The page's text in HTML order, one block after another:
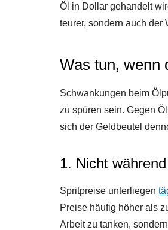
Öl in Dollar gehandelt
teurer, sondern auch der
Was tun, wenn
Schwankungen beim
zu spüren sein. Gegen
sich der Geldbeutel
1. Nicht
Spritpreise unterliegen
Preise häufig höher als
Arbeit zu tanken,